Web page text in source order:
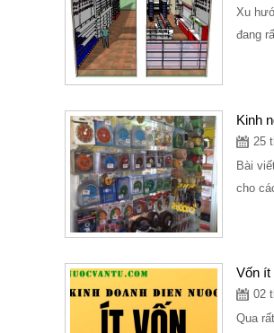
Xu
đang
Kinh
25
Bài
cho
Vốn ít
02
Qua